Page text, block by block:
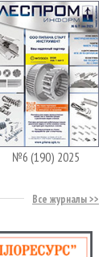
№6 (190) 2025
Все журналы